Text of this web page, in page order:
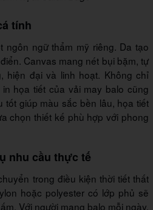
tính
ngôn ngữ thẩm mỹ riêng. Da tạo
Canvas mang nét bụi bặm, tự
hiện đại và linh hoạt. Không chỉ
họa tiết của vải may balo cũng
tốt giúp màu sắc bền lâu, họa tiết
chọn thiết kế phù hợp với phong
nhu cầu thực tế
trong điều kiện thời tiết thất
hoặc polyester có lớp phủ sẽ
Với người mang balo mỗi ngày,